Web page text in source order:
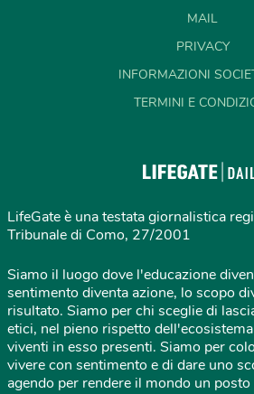
MAIL
PRIVACY
INFORMAZIONI
TERMINI E
LifeGate è una testata giornalistica
Tribunale di Como, 27/2001
Siamo il luogo dove l'educazione
sentimento diventa azione, lo scopo
risultato. Siamo per chi sceglie di
etici, nel pieno rispetto
viventi in esso presenti. Siamo per
vivere con sentimento e di dare uno
agendo per rendere il mondo un